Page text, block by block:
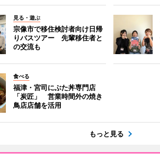
見る・遊ぶ
宗像市で移住検討者向け日帰
りバスツアー 先輩移住者と
の交流も
食べる
福津・宮司にぶた丼専門店
「炭匠」 営業時間外の焼き
鳥店店舗を活用
もっと見る